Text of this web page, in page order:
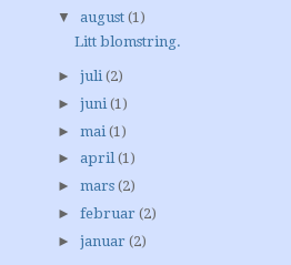
▼ august (1)
Litt blomstring.
► juli(2)
► juni (1)
► mai (1)
► april(1)
► mars (2)
► februar (2)
► januar (2)